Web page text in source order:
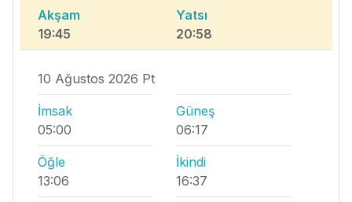
Akşam
19:45
Yatsı
20:58
10 Ağustos 2026 Pt
İmsak
05:00
Güneş
06:17
Öğle
13:06
İkindi
16:37